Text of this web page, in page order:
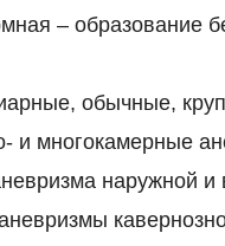
– образование
обычные,
и многокамерные
наружной и